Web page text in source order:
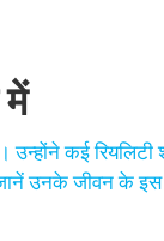
कई
उनके जीवन के